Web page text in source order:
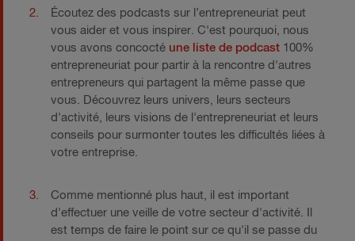
Écoutez des podcasts sur l’entrepreneuriat peut
vous aider et vous inspirer. C'est pourquoi, nous
vous avons concocté une liste de podcast 100%
entrepreneuriat pour partir à la rencontre d'autres
entrepreneurs qui partagent la même passe que
vous. Découvrez leurs univers, leurs secteurs
d'activité, leurs visions de l'entrepreneuriat et leurs
conseils pour surmonter toutes les difficultés liées à
votre entreprise.
Comme mentionné plus haut, il est important
d'effectuer une veille de votre secteur d'activité. Il
est temps de faire le point sur ce qu'il se passe du